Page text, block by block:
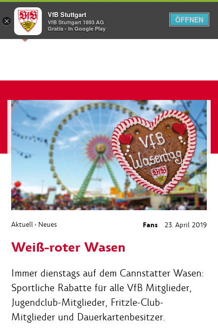
Menü
Aktuell › Neues Fans 23. April 2019
Weiß-roter Wasen
Immer dienstags auf dem Cannstatter Wasen:
Sportliche Rabatte für alle VfB Mitglieder,
Jugendclub-Mitglieder, Fritzle-Club-
Mitglieder und Dauerkartenbesitzer.
×
VfB Stuttgart
VfB Stuttgart 1893 AG
Gratis - In Google Play
ÖFFNEN